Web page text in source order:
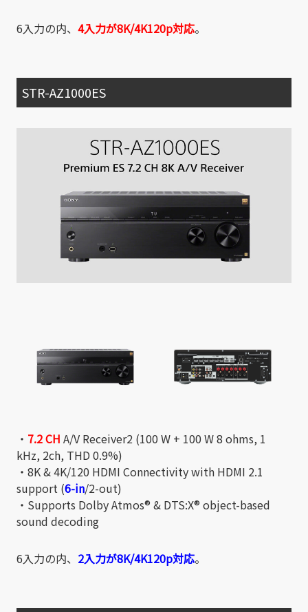
6入力の内、 4入力が8K/4K120p対応。
STR-AZ1000ES
・ 7.2 CH A/V Receiver2 (100 W + 100 W 8 ohms, 1
kHz, 2ch, THD 0.9%)
・8K & 4K/120 HDMI Connectivity with HDMI 2.1
support (6-in/2-out)
・Supports Dolby Atmos® & DTS:X® object-based
sound decoding
6入力の内、 2入力が8K/4K120p対応。